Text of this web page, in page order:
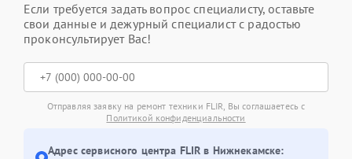
Если требуется задать вопрос специалисту, оставьте
свои данные и дежурный специалист с радостью
проконсультирует Вас!
Отправляя заявку на ремонт техники FLIR, Вы соглашаетесь с
Политикой конфиденциальности
Адрес сервисного центра FLIR в Нижнекамске: